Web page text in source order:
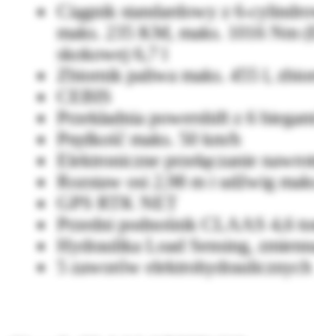
Ciągnik standardowy z 6-
maks. 235 KM, maks. 1016 Nm
skokowej 6,7 l
Zbiornik paliwa maks. 455 l,
CEBIS
Przekładnia powershift z 6
Prędkość maks. 50 km/h
Elektroniczne przełączanie
Rozstaw osi 2,98 m i udźwig
GPS RTK NET
Przedni podnośnik CLAAS 4,6
Hydraulika Load Sensing,
5 zaworów elektrohydraulicznych